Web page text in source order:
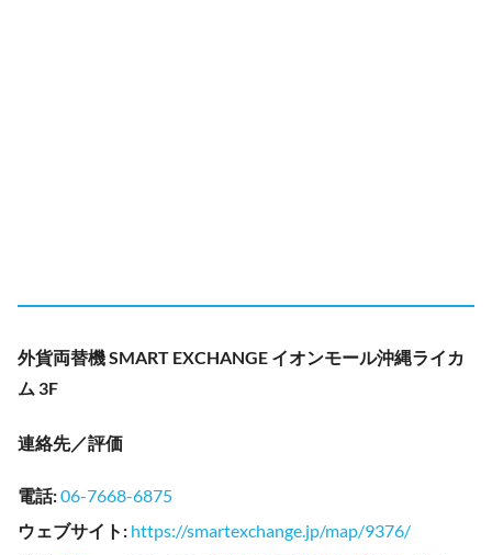
外貨両替機 SMART EXCHANGE イオンモール沖縄ライカ
ム 3F
連絡先／評価
電話:06-7668-6875
ウェブサイト : https://smartexchange.jp/map/9376/